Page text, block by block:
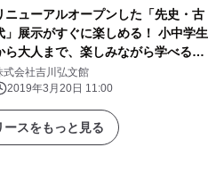
ニューアルオープンした「先史・古
」展示がすぐに楽しめる！ 小中学生
ら大人まで、楽しみながら学べるビ
ュアル日本史。 『わくわく！探検
きはく日本の歴史』全5巻が完結！
式会社吉川弘文館
2019年3月20日 11:00
ースをもっと見る